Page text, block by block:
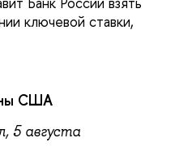
ключевой ставки,
США
5 августа